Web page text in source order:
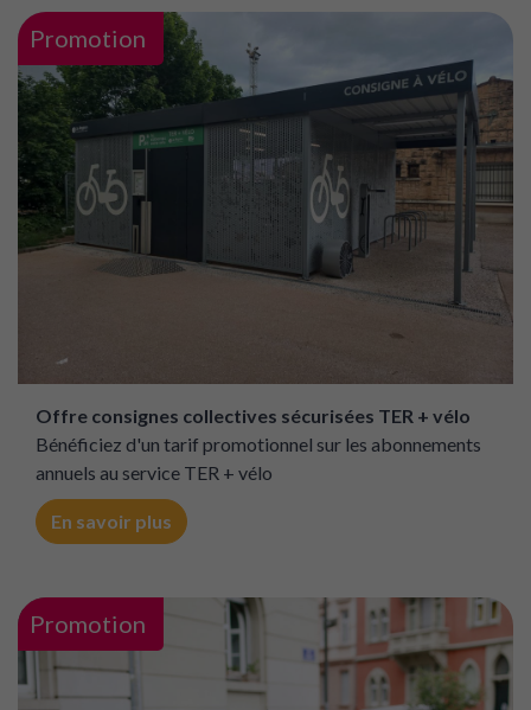
Promotion
Offre consignes collectives sécurisées TER + vélo
Bénéficiez d'un tarif promotionnel sur les abonnements
annuels au service TER + vélo
En savoir plus
Promotion